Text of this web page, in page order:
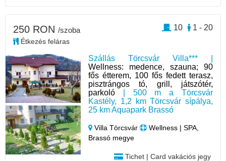
Szállás Törcsvár Villa*** |
Wellness: medence, szauna; 90
fős étterem, 100 fős fedett terasz,
pisztrángos tó, grill, játszótér,
parkoló | 500 m a Törcsvár
Kastély, 1,2 km Törcsvár sípálya,
25 km Aquapark Brassó
Villa Törcsvár
Wellness | SPA,
Brassó megye
Tichet | Card vakációs jegy
250 RON /szoba
Étkezés feláras
1 - 20
10